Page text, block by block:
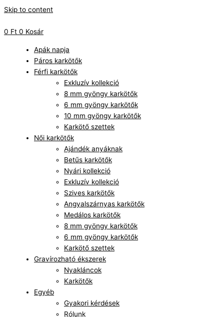
Skip to content
0 Ft 0 Kosár
Apák napja
Páros karkötők
Férfi karkötők
Exkluzív kollekció
8 mm gyöngy karkötők
6 mm gyöngy karkötők
10 mm gyöngy karkötők
Karkötő szettek
Női karkötők
Ajándék anyáknak
Betűs karkötők
Nyári kollekció
Exkluzív kollekció
Szives karkötők
Angyalszárnyas karkötők
Medálos karkötők
8 mm gyöngy karkötők
6 mm gyöngy karkötők
Karkötő szettek
Gravírozható ékszerek
Nyakláncok
Karkötők
Egyéb
Gyakori kérdések
Rólunk